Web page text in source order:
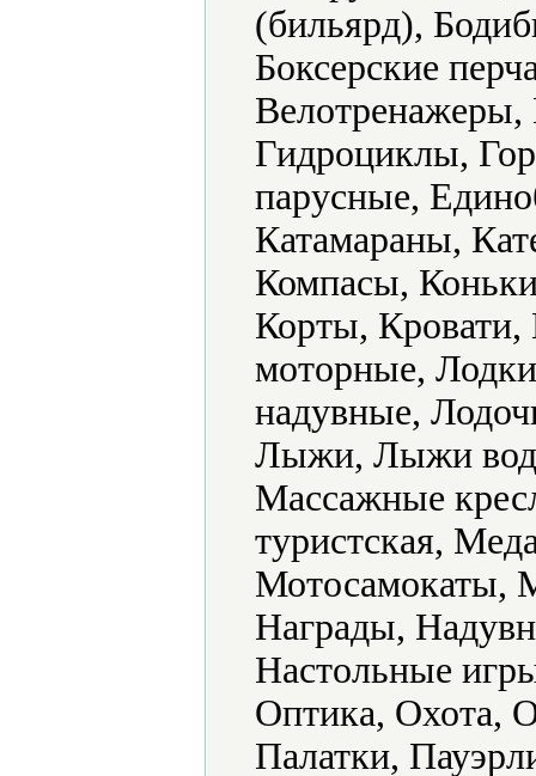
(бильярд),
Боксерские
Гидроциклы,
парусные,
Катамараны,
Компасы,
Корты,
моторные,
надувные,
Лыжи, Лыжи
Массажные
туристская,
Мотосамокаты,
Награды,
Настольные
Оптика, Охота,
Палатки,